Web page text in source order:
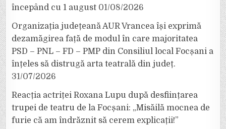
începând cu 1 august 01/08/2026
Organizația județeană AUR Vrancea își exprimă
dezamăgirea față de modul în care majoritatea
PSD – PNL – FD – PMP din Consiliul local Focșani a
înțeles să distrugă arta teatrală din județ.
31/07/2026
Reacția actriței Roxana Lupu după desființarea
trupei de teatru de la Focșani: „Misăilă mocnea de
furie că am îndrăznit să cerem explicații!”